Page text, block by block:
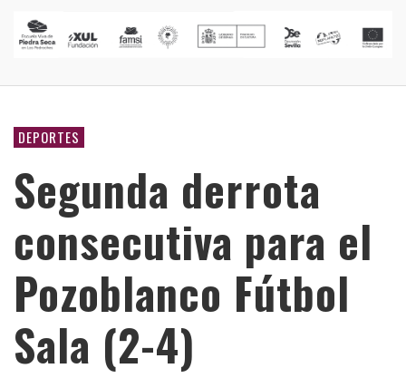
DEPORTES
Segunda derrota
consecutiva para el
Pozoblanco Fútbol
Sala (2-4)